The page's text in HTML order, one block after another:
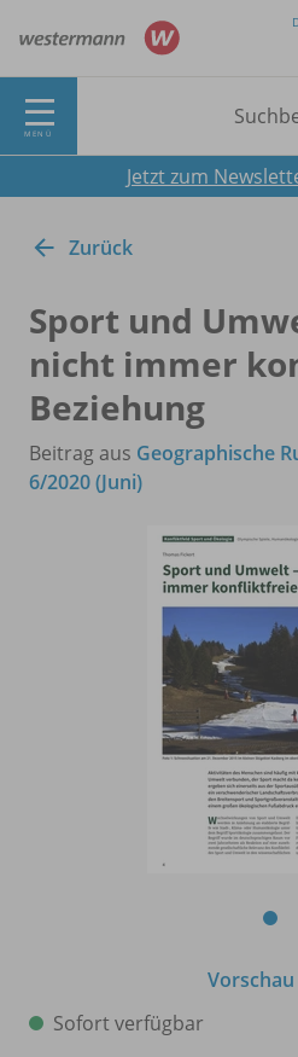
MENÜ
Jetzt zum
Zurück
Sport und
nicht immer
Beziehung
Beitrag aus Geographische
6/2020 (Juni)
Vorschau
Sofort verfügbar